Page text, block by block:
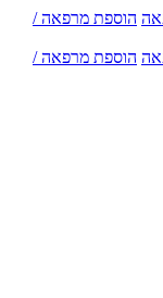
הוספת מרפאה /
הוספת מרפאה /